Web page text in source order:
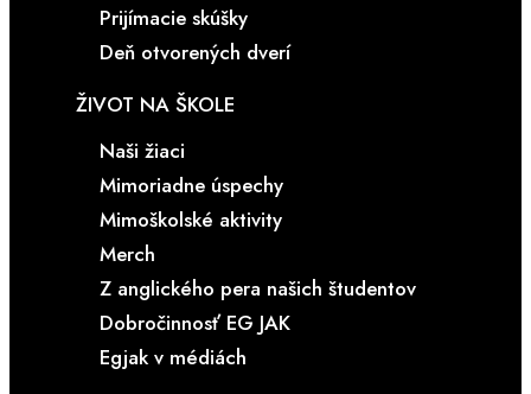
Prijímacie skúšky
Deň otvorených dverí
ŽIVOT NA ŠKOLE
Naši žiaci
Mimoriadne úspechy
Mimoškolské aktivity
Merch
Z anglického pera našich študentov
Dobročinnosť EG JAK
Egjak v médiách